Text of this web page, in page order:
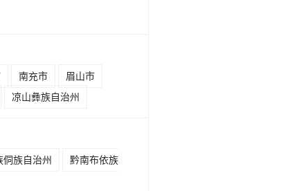
南充市
眉山市
凉山彝族自治州
族自治州
黔南布依族